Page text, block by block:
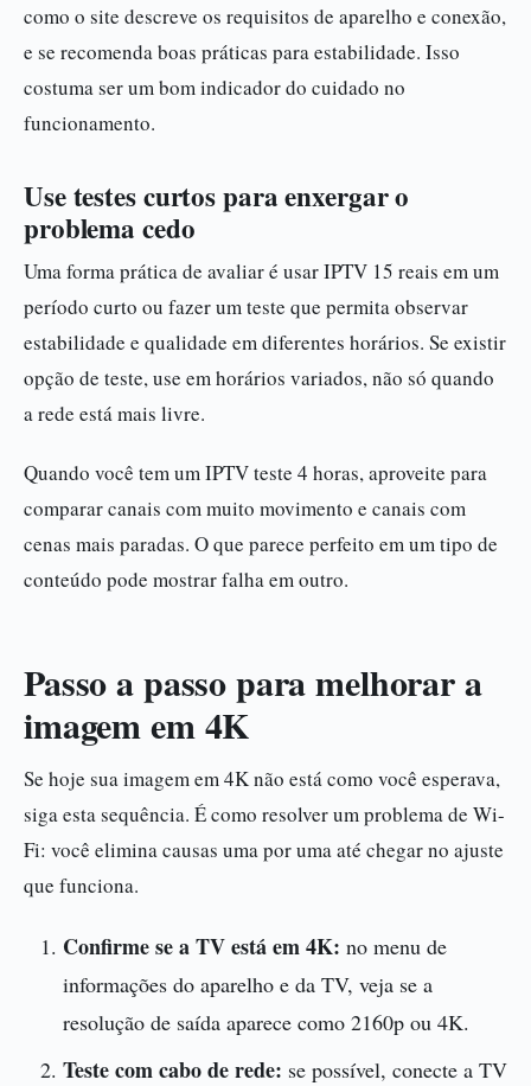
como o site descreve os requisitos de aparelho e conexão,
e se recomenda boas práticas para estabilidade. Isso
costuma ser um bom indicador do cuidado no
funcionamento.
Use testes curtos para enxergar o
problema cedo
Uma forma prática de avaliar é usar IPTV 15 reais em um
período curto ou fazer um teste que permita observar
estabilidade e qualidade em diferentes horários. Se existir
opção de teste, use em horários variados, não só quando
a rede está mais livre.
Quando você tem um IPTV teste 4 horas, aproveite para
comparar canais com muito movimento e canais com
cenas mais paradas. O que parece perfeito em um tipo de
conteúdo pode mostrar falha em outro.
Passo a passo para melhorar a
imagem em 4K
Se hoje sua imagem em 4K não está como você esperava,
siga esta sequência. É como resolver um problema de Wi-
Fi: você elimina causas uma por uma até chegar no ajuste
que funciona.
Confirme se a TV está em 4K: no menu de
informações do aparelho e da TV, veja se a
resolução de saída aparece como 2160p ou 4K.
Teste com cabo de rede: se possível, conecte a TV